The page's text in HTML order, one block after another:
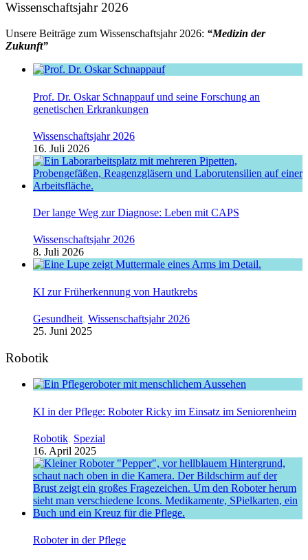
Wissenschaftsjahr 2026
Unsere Beiträge zum Wissenschaftsjahr 2026: “Medizin der
Zukunft”
Prof. Dr. Oskar Schnappauf und seine Forschung an
genetischen Erkrankungen
Wissenschaftsjahr 2026
16. Juli 2026
Der lange Weg zur Diagnose: Leben mit CAPS
Wissenschaftsjahr 2026
8. Juli 2026
KI zur Früherkennung von Hautkrebs
Gesundheit, Wissenschaftsjahr 2026
25. Juni 2025
Robotik
KI in der Pflege: Roboter Ricky im Einsatz im Seniorenheim
Robotik, Spezial
16. April 2025
Roboter in der Pflege